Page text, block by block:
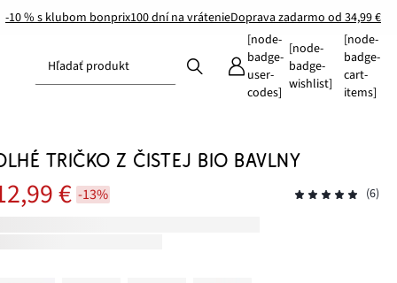
-10 % s klubom bonprix100 dní na vrátenieDoprava zadarmo od 34,99 €
Hľadať produkt
[node-
badge-
user-
codes]
[node-
badge-
wishlist]
[node-
badge-
cart-
items]
TRIČKO Z ČISTEJ BIO BAVLNY
€ -13% (6)